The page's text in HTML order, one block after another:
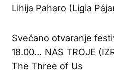
Lihija Paharo (Ligia
Svečano otvaranje
18.00… NAS TROJE
The Three of Us